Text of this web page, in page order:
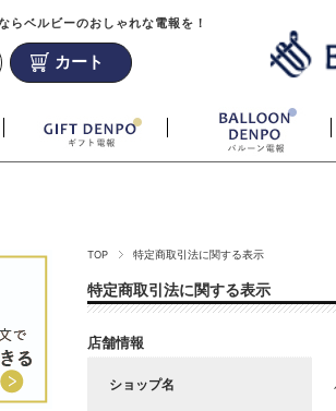
らベルビーのおしゃれな電報を！
カート
TOP 特定商取引法に関する表示
特定商取引法に関する表示
店舗情報
ショップ名